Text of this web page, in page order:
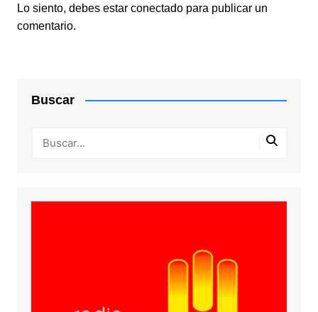
Lo siento, debes estar conectadopara publicar un
comentario.
Buscar